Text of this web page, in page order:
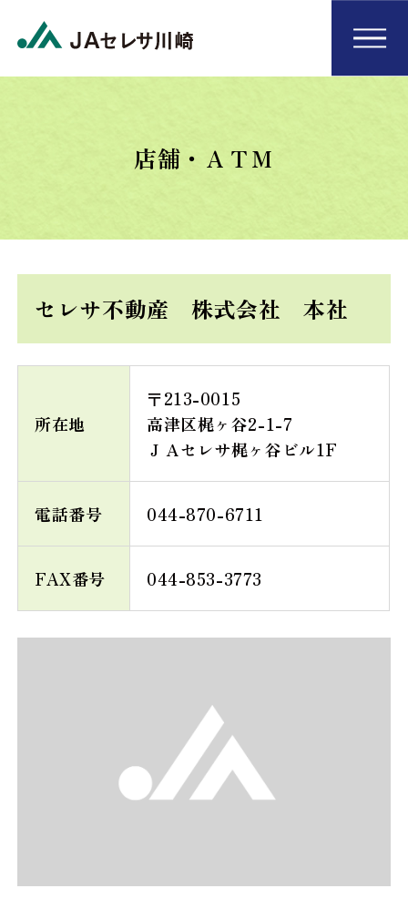
店舗・ＡＴＭ
セレサ不動産 株式会社 本社
所在地
〒213-0015
高津区梶ヶ谷2-1-7
ＪＡセレサ梶ヶ谷ビル1F
電話番号 044-870-6711
FAX番号 044-853-3773